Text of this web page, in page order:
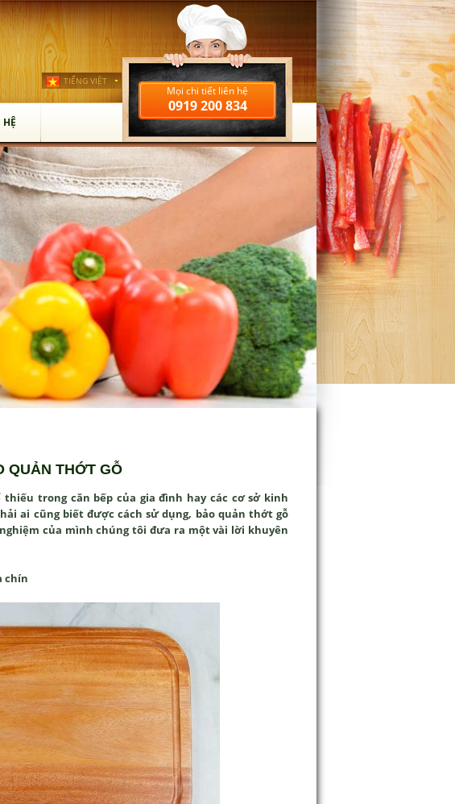
TIẾNG VIỆT
Mọi chi tiết liên hệ
0919 200 834
HỆ
QUẢN THỚT GỖ
trong căn bếp của gia đình hay các cơ sở kinh
ai cũng biết được cách sử dụng, bảo quản thớt gỗ
của mình chúng tôi đưa ra một vài lời khuyên
chín